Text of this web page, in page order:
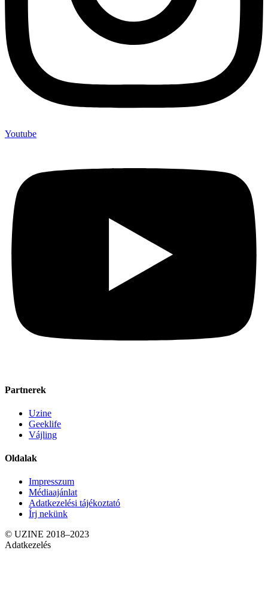
Youtube
Partnerek
Uzine
Geeklife
Vájling
Oldalak
Impresszum
Médiaajánlat
Adatkezelési tájékoztató
Írj nekünk
© UZINE 2018–2023
Adatkezelés